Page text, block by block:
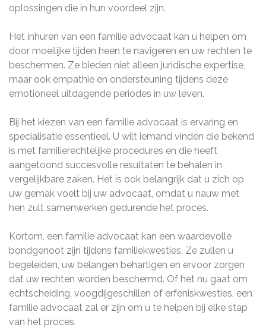
oplossingen die in hun voordeel zijn.
Het inhuren van een familie advocaat kan u helpen om
door moeilijke tijden heen te navigeren en uw rechten te
beschermen. Ze bieden niet alleen juridische expertise,
maar ook empathie en ondersteuning tijdens deze
emotioneel uitdagende periodes in uw leven.
Bij het kiezen van een familie advocaat is ervaring en
specialisatie essentieel. U wilt iemand vinden die bekend
is met familierechtelijke procedures en die heeft
aangetoond succesvolle resultaten te behalen in
vergelijkbare zaken. Het is ook belangrijk dat u zich op
uw gemak voelt bij uw advocaat, omdat u nauw met
hen zult samenwerken gedurende het proces.
Kortom, een familie advocaat kan een waardevolle
bondgenoot zijn tijdens familiekwesties. Ze zullen u
begeleiden, uw belangen behartigen en ervoor zorgen
dat uw rechten worden beschermd. Of het nu gaat om
echtscheiding, voogdijgeschillen of erfeniskwesties, een
familie advocaat zal er zijn om u te helpen bij elke stap
van het proces.